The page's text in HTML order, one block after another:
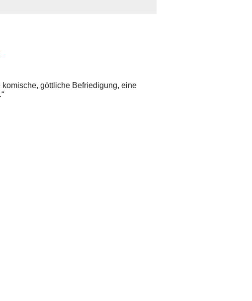
göttliche Befriedigung, eine